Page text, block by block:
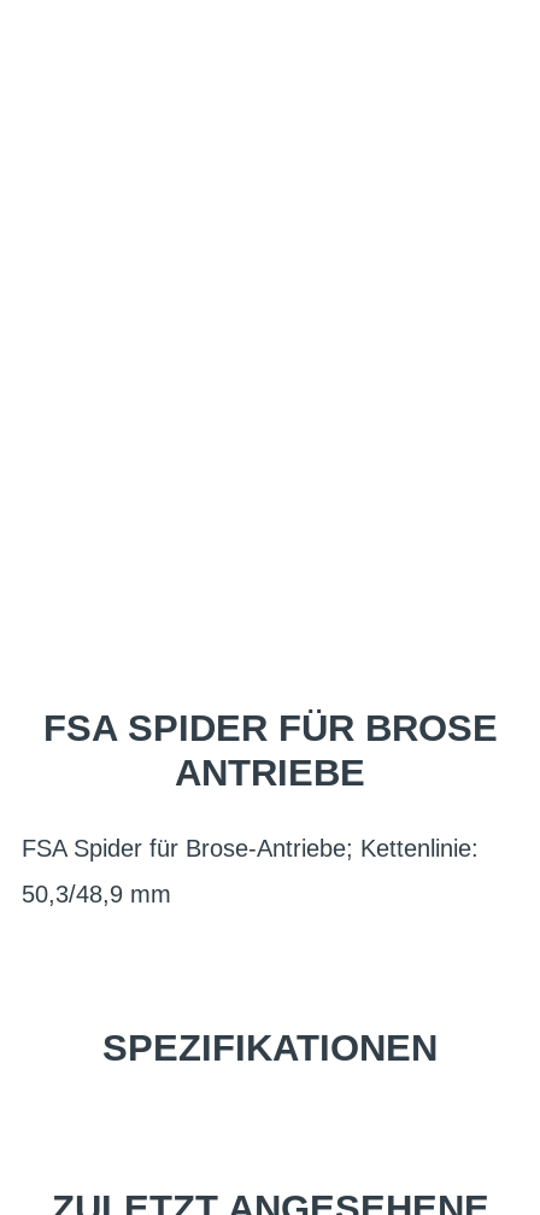
FSA SPIDER FÜR BROSE
ANTRIEBE
FSA Spider für Brose-Antriebe; Kettenlinie:
50,3/48,9 mm
SPEZIFIKATIONEN